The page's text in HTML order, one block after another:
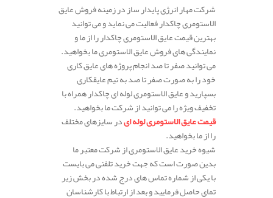
شرکت مهار انرژی پایدار ساز در زمینه فروش عایق
الاستومری چاکدار فعالیت می نماید و می توانید
بهترین قیمت عایق الاستومری چاکدار را از ما و
نمایندگی های فروش عایق الاستومری ما بخواهید.
می توانید صفر تا صد انجام پروژه های عایق کاری
خود را به صورت صفر تا صد به تیم عایقکاری
بسپارید و عایق الاستومری لوله ای چاکدار همراه با
تخفیف ویژه را می توانید از شرکت ما بخواهید.
قیمت عایق الاستومری لوله ایدر سایزهای مختلف
را از ما بخواهید.
شیوه خرید عایق الاستومری از شرکت معتبر ما
بدین صورت است که جهت خرید تلفنی می بایست
با یکی از شماره تماس های درج شده در بخش زیر
تمای حاصل فرمایید و بعد از ارتباط با کارشناسان